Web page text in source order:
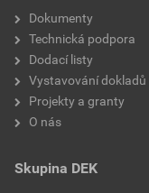
Dokumenty
Technická podpora
Dodací listy
Vystavování dokladů
Projekty a granty
O nás
Skupina DEK